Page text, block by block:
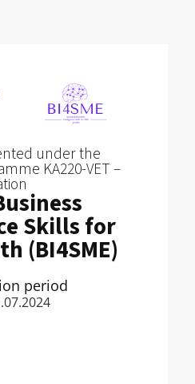
under the
KA220-VET –
Skills for
(BI4SME)
period